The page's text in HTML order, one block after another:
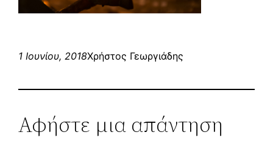
1 Ιουνίου, 2018Χρήστος Γεωργιάδης
Αφήστε μια απάντηση